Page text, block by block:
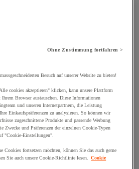
Feder und Gewindeeinsatz
und Tore
Ohne Zustimmung fortfahren >
Besuch auf unserer Website zu bieten!
cookies akzeptieren" klicken, kann unsere Plattform
Browser austauschen. Diese Informationen
und unseren Internetpartnern, die Leistung
Einkaufspräferenzen zu analysieren. So können wir
zugeschnittene Produkte und passende Werbung
Zwecke und Präferenzen der einzelnen Cookie-Typen
"Cookie-Einstellungen".
Cookies fortsetzen möchten, können Sie das auch gerne
Sie auch unsere Cookie-Richtlinie lesen. Cookie